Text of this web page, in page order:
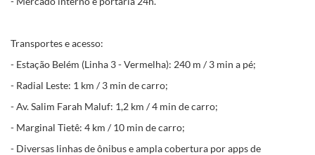
Transportes e acesso:
- Estação Belém (Linha 3 - Vermelha): 240 m / 3 min a pé;
- Radial Leste: 1 km / 3 min de carro;
- Av. Salim Farah Maluf: 1,2 km / 4 min de carro;
- Marginal Tietê: 4 km / 10 min de carro;
- Diversas linhas de ônibus e ampla cobertura por apps de